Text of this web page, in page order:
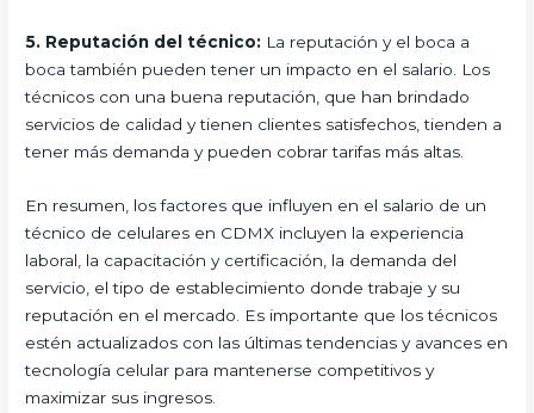
5. Reputación del técnico: La reputación y el boca a
boca también pueden tener un impacto en el salario. Los
técnicos con una buena reputación, que han brindado
servicios de calidad y tienen clientes satisfechos, tienden a
tener más demanda y pueden cobrar tarifas más altas.
En resumen, los factores que influyen en el salario de un
técnico de celulares en CDMX incluyen la experiencia
laboral, la capacitación y certificación, la demanda del
servicio, el tipo de establecimiento donde trabaje y su
reputación en el mercado. Es importante que los técnicos
estén actualizados con las últimas tendencias y avances en
tecnología celular para mantenerse competitivos y
maximizar sus ingresos.